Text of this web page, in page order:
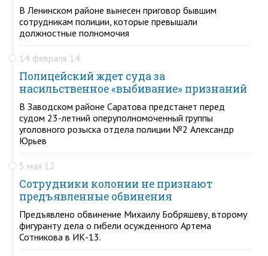
В Ленинском районе вынесен приговор бывшим
сотрудникам полиции, которые превышали
должностные полномочия
14 февраля 14
Полицейский ждет суда за
насильственное «выбивание» признаний
В Заводском районе Саратова предстанет перед
судом 23-летний оперуполномоченный группы
уголовного розыска отдела полиции №2 Александр
Юрьев
5 мая 12
Сотрудники колонии не признают
предъявленные обвинения
Предъявлено обвинение Михаилу Бобряшеву, второму
фигуранту дела о гибели осужденного Артема
Сотникова в ИК-13.